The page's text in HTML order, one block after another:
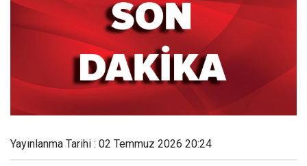
Yayınlanma Tarihi : 02 Temmuz 2026 20:24